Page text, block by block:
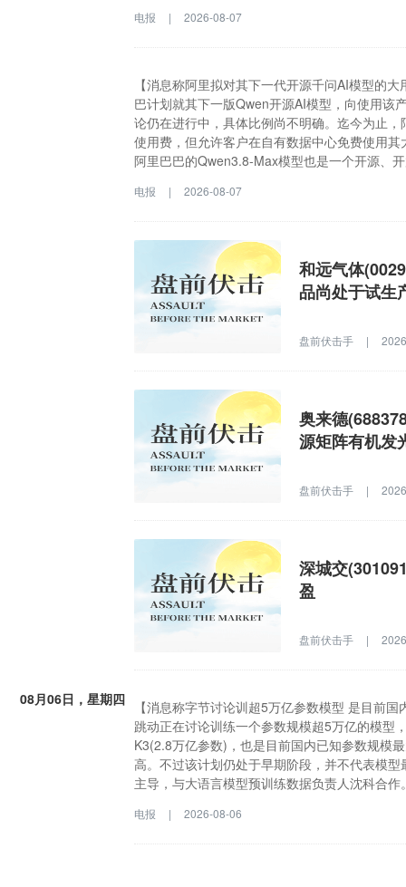
电报 | 2026-08-07
【消息称阿里拟对其下一代开源千问AI模型的
巴计划就其下一版Qwen开源AI模型，向使用该
论仍在进行中，具体比例尚不明确。迄今为止
使用费，但允许客户在自有数据中心免费使用
阿里巴巴的Qwen3.8-Max模型也是一个开源、
模型。格隆汇8月7日｜据路透援引消息人士称
巴巴已向开发者收取在其自有云计算平台上托
分开源产品。与月之暗面上月发布的轰动性模
权重的模型，这意味着开发者可以下载那些支
OpenAI、Anthropic 以及Alphabet旗下的谷歌则
电报 | 2026-08-07
和远气体
品尚处于试生
盘前伏击手 |
奥来德
源矩阵有机发
盘前伏击手 |
深城交
盈
盘前伏击手 |
08月06日，星期四
【消息称字节讨论训超5万亿参数模型 是目前
跳动正在讨论训练一个参数规模超5万亿的模
K3(2.8万亿参数)，也是目前国内已知参数规模
高。不过该计划仍处于早期阶段，并不代表模
主导，与大语言模型预训练数据负责人沈科合
Max(2.4万亿参数)和月之暗面的K3(2.8万亿参
电报 | 2026-08-06